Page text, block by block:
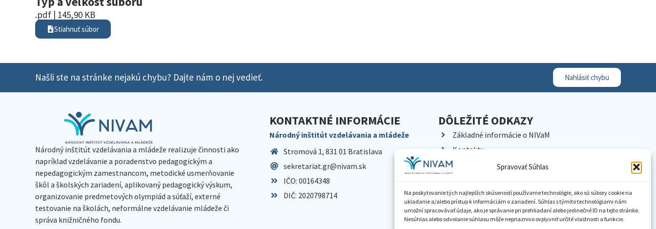
Spravovať Súhlas
Na poskytovanie tých najlepších skúseností používame technológie, ako sú súbory cookie na
ukladanie a/alebo prístup k informáciám o zariadení. Súhlas s týmito technológiami nám
umožní spracovávať údaje, ako je správanie pri prehliadaní alebo jedinečné ID na tejto stránke.
Nesúhlas alebo odvolanie súhlasu môže nepriaznivo ovplyvniť určité vlastnosti a funkcie.
.pdf | 145,90 KB
Stiahnuť súbor
Našli ste na stránke nejakú chybu? Dajte nám o nej vedieť. Nahlásiť chybu
Národný inštitút vzdelávania a mládeže realizuje činnosti ako
napríklad vzdelávanie a poradenstvo pedagogickým a
nepedagogickým zamestnancom, metodické usmerňovanie
škôl a školských zariadení, aplikovaný pedagogický výskum,
organizovanie predmetových olympiád a súťaží, externé
testovanie na školách, neformálne vzdelávanie mládeže či
správa knižničného fondu.
KONTAKTNÉ INFORMÁCIE
Národný inštitút vzdelávania a mládeže
Stromová 1, 831 01 Bratislava
sekretariat.gr@nivam.sk
IČO: 00164348
DIČ: 2020798714
DÔLEŽITÉ ODKAZY
Základné informácie o NIVaM
Kontakty
Kariéra
Pracoviská NIVaM
Dokumenty inštitúcie
Knižnica